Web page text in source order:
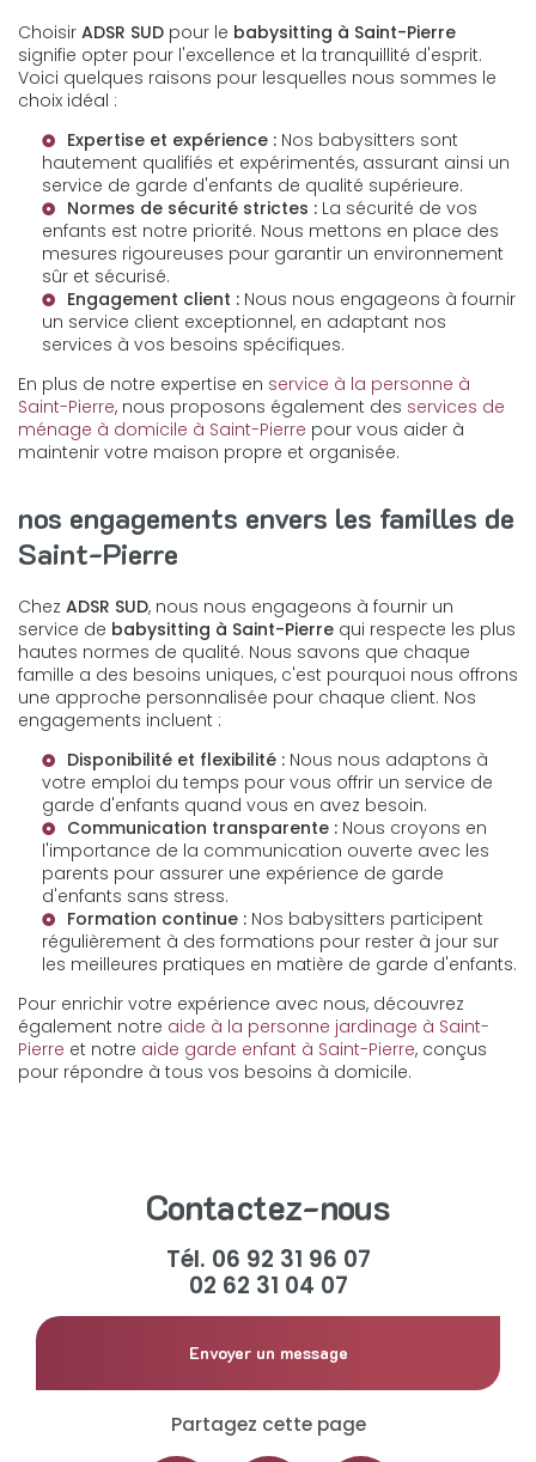
Choisir ADSR SUD pour le babysitting à Saint-Pierre
signifie opter pour l'excellence et la tranquillité d'esprit.
Voici quelques raisons pour lesquelles nous sommes le
choix idéal :
Expertise et expérience : Nos babysitters sont
hautement qualifiés et expérimentés, assurant ainsi un
service de garde d'enfants de qualité supérieure.
Normes de sécurité strictes : La sécurité de vos
enfants est notre priorité. Nous mettons en place des
mesures rigoureuses pour garantir un environnement
sûr et sécurisé.
Engagement client : Nous nous engageons à fournir
un service client exceptionnel, en adaptant nos
services à vos besoins spécifiques.
En plus de notre expertise en service à la personne à
Saint-Pierre, nous proposons également des services de
ménage à domicile à Saint-Pierre pour vous aider à
maintenir votre maison propre et organisée.
nos engagements envers les familles de
Saint-Pierre
Chez ADSR SUD, nous nous engageons à fournir un
service de babysitting à Saint-Pierre qui respecte les plus
hautes normes de qualité. Nous savons que chaque
famille a des besoins uniques, c'est pourquoi nous offrons
une approche personnalisée pour chaque client. Nos
engagements incluent :
Disponibilité et flexibilité : Nous nous adaptons à
votre emploi du temps pour vous offrir un service de
garde d'enfants quand vous en avez besoin.
Communication transparente : Nous croyons en
l'importance de la communication ouverte avec les
parents pour assurer une expérience de garde
d'enfants sans stress.
Formation continue : Nos babysitters participent
régulièrement à des formations pour rester à jour sur
les meilleures pratiques en matière de garde d'enfants.
Pour enrichir votre expérience avec nous, découvrez
également notre aide à la personne jardinage à Saint-
Pierre et notre aide garde enfant à Saint-Pierre, conçus
pour répondre à tous vos besoins à domicile.
Contactez-nous
Tél. 06 92 31 96 07
02 62 31 04 07
Envoyer un message
Partagez cette page